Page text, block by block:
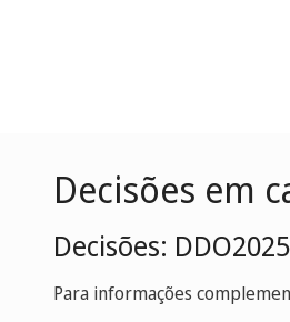
Decisões em
Decisões:
Para informações